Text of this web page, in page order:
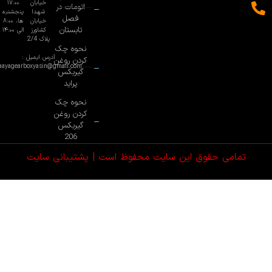
اتومات در
فصل
تابستان
نحوه چک
کردن روغن
گیربکس
پراید
نحوه چک
کردن روغن
گیربکس
206
خیابان
شهدا
خیابان
کشاورز
پلاک 2/4
آدرس ایمیل :
baayagearboxyasin@gmail.com
۱۷:۰۰
پنجشنبه
ها، ۸:۰۰
الی ۱۴:۰۰
تمامی حقوق این سایت محفوظ است | پشتیبانی سایت